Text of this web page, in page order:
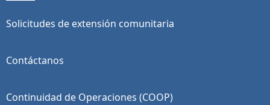
Solicitudes de extensión comunitaria
Contáctanos
Continuidad de Operaciones (COOP)